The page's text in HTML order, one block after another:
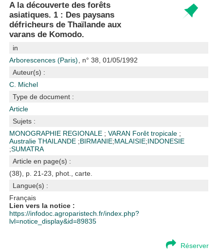
A la découverte des forêts
asiatiques. 1 : Des paysans
défricheurs de Thaïlande aux
varans de Komodo.
in
Arborescences (Paris)
, n° 38, 01/05/1992
Auteur(s) :
C. Michel
Type de document :
Article
Sujets :
MONOGRAPHIE REGIONALE ;VARAN Forêt tropicale ;
AustralieTHAILANDE ;BIRMANIE;MALAISIE;INDONESIE
;SUMATRA
Article en page(s) :
(38), p. 21-23, phot., carte.
Langue(s) :
Français
Lien vers la notice :
https://infodoc.agroparistech.fr/index.php?
lvl=notice_display&id=89835
Réserver